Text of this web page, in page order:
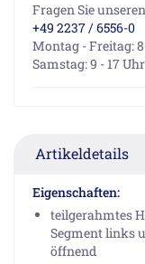
Fragen Sie
+49 2237 / 6556-0
Montag - Freitag:
Samstag: 9 - 17 Uhr
Artikeldetails
Eigenschaften:
teilgerahmtes
Segment links
öffnend